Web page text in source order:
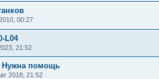
00:27
L04
21:52
помощь
2018, 21:52